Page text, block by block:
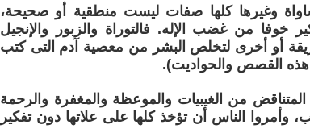
وغيرها كلها صفات ليست منطقية أو صحيحة،
من غضب الإله. فالتوراة والزبور والإنجيل
أو أخرى لتخلص البشر من معصية آدم التى كتب
هذه القصص والحواديت).
من الغيبيات والموعظة والمغفرة والرحمة
وأمروا الناس أن تؤخذ كلها على علاتها دون تفكير